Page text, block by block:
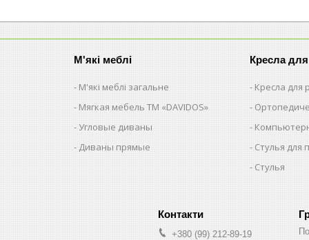
М'які меблі
М'які меблі загальне
Мягкая мебель ТМ «DAVIDOS»
Угловые диваны
Диваны прямые
Кресла
Кресла для
Стулья для
Стулья
+380 (99) 212-89-19